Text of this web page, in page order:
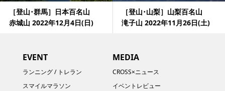
［登山･群馬］日本百名山
赤城山 2022年12月4日(日)
［登山･山梨］山梨百名山
滝子山 2022年11月26日(土)
EVENT
ランニング / トレラン
スマイルマラソン
MEDIA
CROSS×ニュース
イベントレビュー